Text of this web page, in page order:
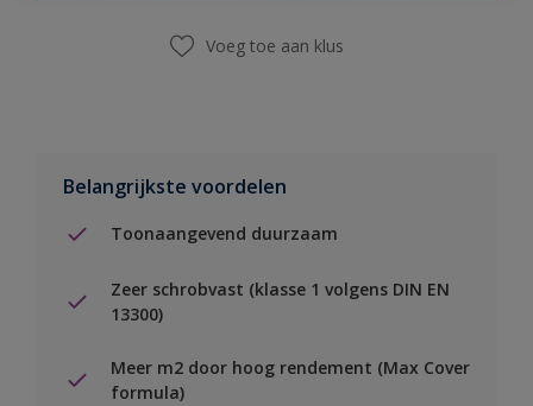
Voeg toe aan klus
Belangrijkste voordelen
Toonaangevend duurzaam
Zeer schrobvast (klasse 1 volgens DIN EN
13300)
Meer m2 door hoog rendement (Max Cover
formula)